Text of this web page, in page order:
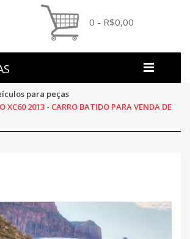
0 - R$0,00
para peças
XC60 2013 - CARRO BATIDO PARA VENDA DE